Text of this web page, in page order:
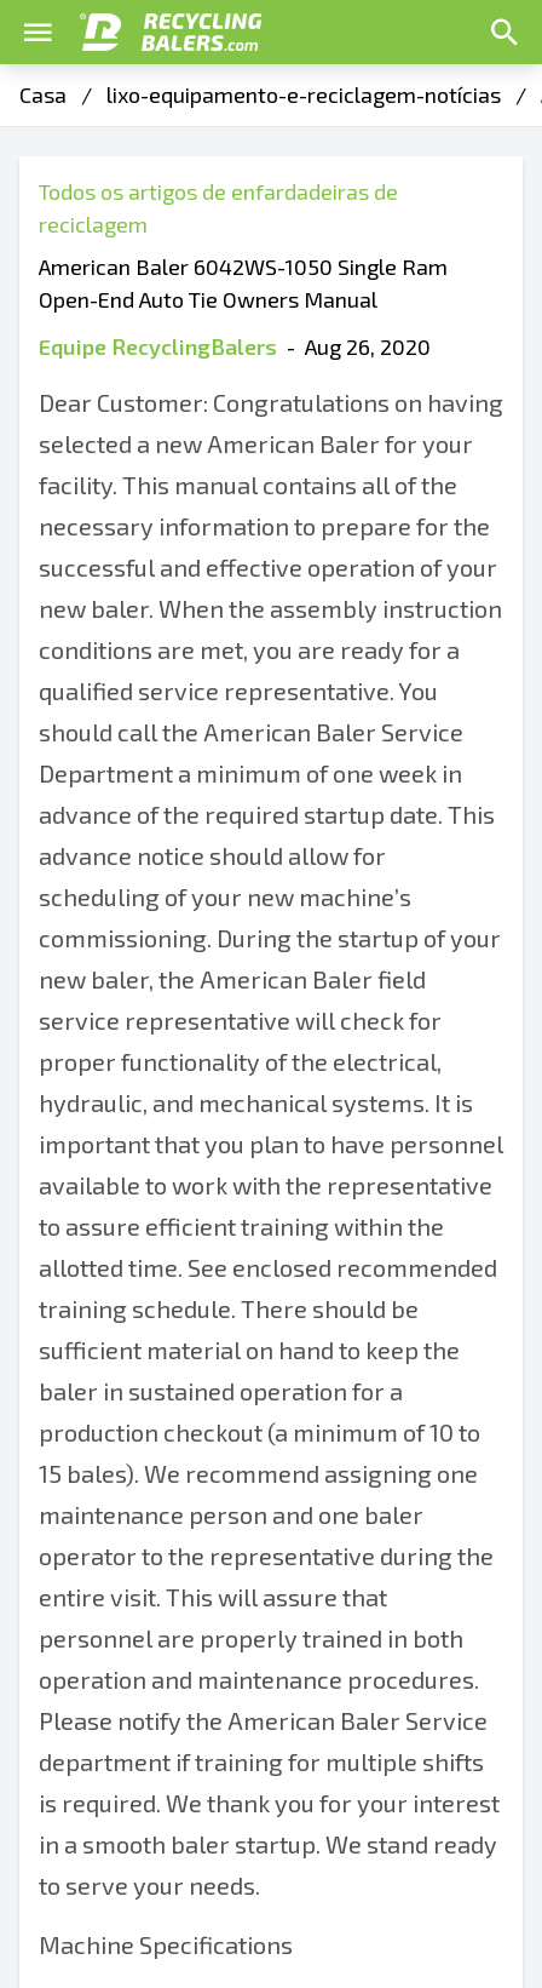
Casa / lixo-equipamento-e-reciclagem-notícias /
Todos os artigos de enfardadeiras de
reciclagem
American Baler 6042WS-1050 Single Ram
Open-End Auto Tie Owners Manual
Equipe RecyclingBalers - Aug 26, 2020
Dear Customer: Congratulations on having
selected a new American Baler for your
facility. This manual contains all of the
necessary information to prepare for the
successful and effective operation of your
new baler. When the assembly instruction
conditions are met, you are ready for a
qualified service representative. You
should call the American Baler Service
Department a minimum of one week in
advance of the required startup date. This
advance notice should allow for
scheduling of your new machine’s
commissioning. During the startup of your
new baler, the American Baler field
service representative will check for
proper functionality of the electrical,
hydraulic, and mechanical systems. It is
important that you plan to have personnel
available to work with the representative
to assure efficient training within the
allotted time. See enclosed recommended
training schedule. There should be
sufficient material on hand to keep the
baler in sustained operation for a
production checkout (a minimum of 10 to
15 bales). We recommend assigning one
maintenance person and one baler
operator to the representative during the
entire visit. This will assure that
personnel are properly trained in both
operation and maintenance procedures.
Please notify the American Baler Service
department if training for multiple shifts
is required. We thank you for your interest
in a smooth baler startup. We stand ready
to serve your needs.
Machine Specifications